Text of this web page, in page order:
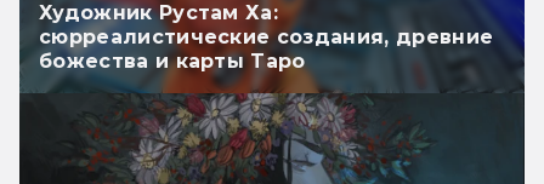
Художник Рустам Ха:
сюрреалистические создания, древние
божества и карты Таро